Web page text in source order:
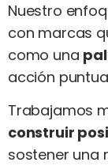
Nuestro
con marcas
como una
acción
Trabajamos
construir
sostener una